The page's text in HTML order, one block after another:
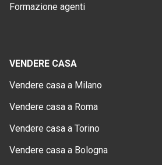
Formazione agenti
VENDERE CASA
Vendere casa a Milano
Vendere casa a Roma
Vendere casa a Torino
Vendere casa a Bologna